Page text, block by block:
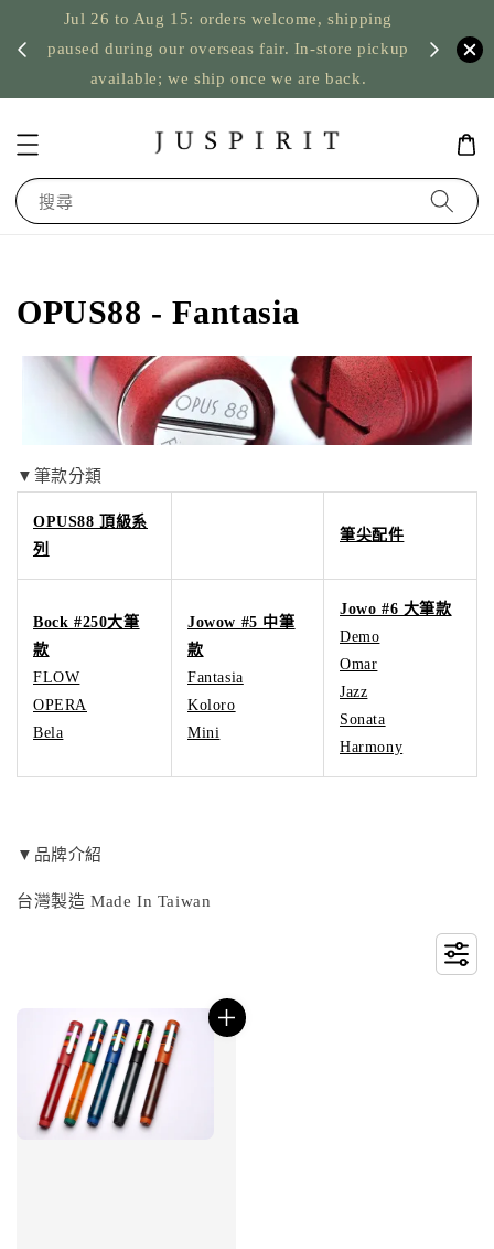
Jul 26 to Aug 15: orders welcome, shipping
paused during our overseas fair. In-store pickup
available; we ship once we are back.
US
搜尋
OPUS88 - Fantasia
OPUS88 頂級系
列
筆尖配件
Bock #250大筆
款
FLOW
OPERA
Bela
Jowow #5 中筆
款
Fantasia
Koloro
Mini
Jowo #6 大筆款
Demo
Omar
Jazz
Sonata
Harmony
▼筆款分類
▼品牌介紹
台灣製造 Made In Taiwan